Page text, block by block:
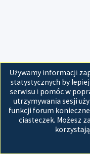
Używamy informacji
statystycznych by
serwisu i pomóc w
utrzymywania sesji
funkcji forum
ciasteczek. Możesz